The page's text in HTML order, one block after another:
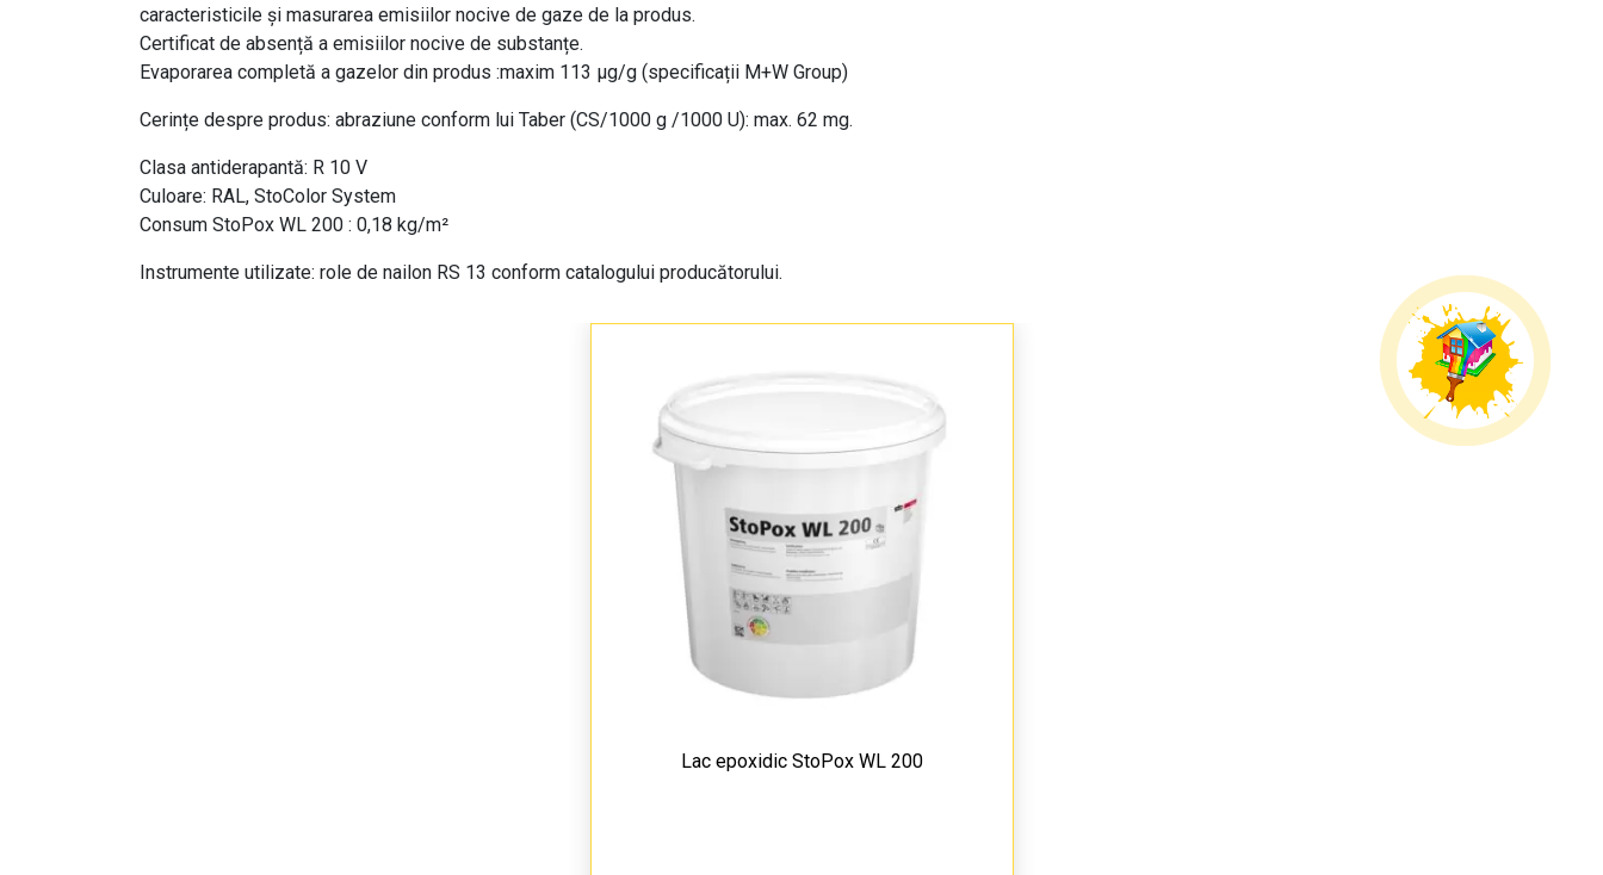
caracteristicile și masurarea emisiilor nocive de gaze de la produs.
Certificat de absență a emisiilor nocive de substanțe.
Evaporarea completă a gazelor din produs :maxim 113 µg/g (specificații M+W Group)
Cerințe despre produs: abraziune conform lui Taber (CS/1000 g /1000 U): max. 62 mg.
Clasa antiderapantă: R 10 V
Culoare: RAL, StoColor System
Consum StoPох WL 200 : 0,18 kg/m²
Instrumente utilizate: role de nailon RS 13 conform catalogului producătorului.
Lac epoxidic StoPox WL 200